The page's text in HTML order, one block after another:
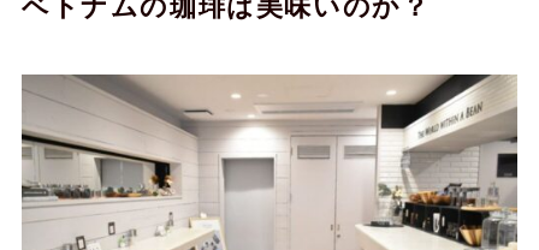
ベトナムの珈琲は美味いのか？